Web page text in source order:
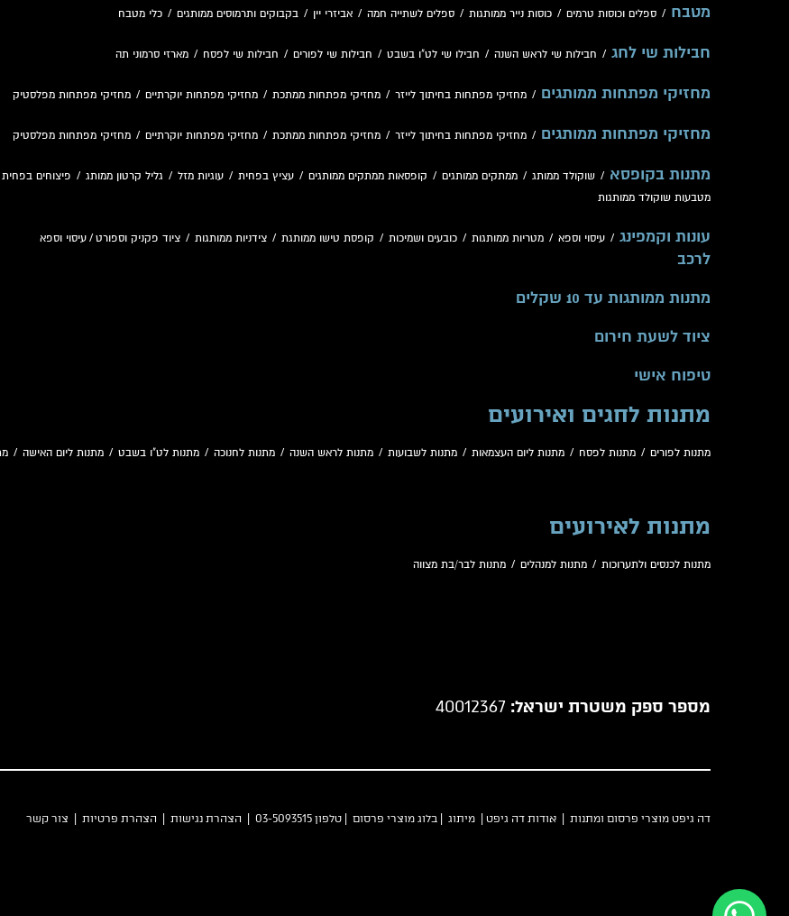
מטבח / ספלים וכוסות טרמים / כוסות נייר ממותגות / ספלים לשתייה חמה / אביזרי יין / בקבוקים ותרמוסים ממותגים / כלי מטבח
חבילות שי לחג / חבילות שי לראש השנה / חבילו שי לט"ו בשבט / חבילות שי לפורים / חבילות שי לפסח / מארזי סרמוני תה
מחזיקי מפתחות ממותגים / מחזיקי מפתחות בחיתוך לייזר / מחזיקי מפתחות ממתכת / מחזיקי מפתחות יוקרתיים / מחזיקי מפתחות מפלסטיק
מחזיקי מפתחות ממותגים / מחזיקי מפתחות בחיתוך לייזר / מחזיקי מפתחות ממתכת / מחזיקי מפתחות יוקרתיים / מחזיקי מפתחות מפלסטיק
מתנות בקופסא / שוקולד ממותג / ממתקים ממותגים / קופסאות ממתקים ממותגים / עציץ בפחית / עוגיות מזל / גליל קרטון ממותג / פיצוחים בפחית
מטבעות שוקולד ממותגות
עונות וקמפינג / עיסוי וספא / מטריות ממותגות / כובעים ושמיכות / קופסת טישו ממותגת / צידניות ממותגות / ציוד פקניק וספורט / עיסוי וספא
לרכב
מתנות ממותגות עד 10 שקלים
ציוד לשעת חירום
טיפוח אישי
מתנות לחגים ואירועים
מתנות לפורים / מתנות לפסח / מתנות ליום העצמאות / מתנות לשבועות / מתנות לראש השנה / מתנות לחנוכה / מתנות לט"ו בשבט / מתנות ליום האישה /
מתנות לאירועים
מתנות לכנסים ולתערוכות / מתנות למנהלים / מתנות לבר/בת מצווה
מספר ספק משטרת ישראל:
דה גיפט מוצרי פרסום ומתנות | אודות דה גיפט מיתוג בלוג מוצרי פרסום | טלפון 03-5093515 | הצהרת נגישות הצהרת פרטיות צור קשר